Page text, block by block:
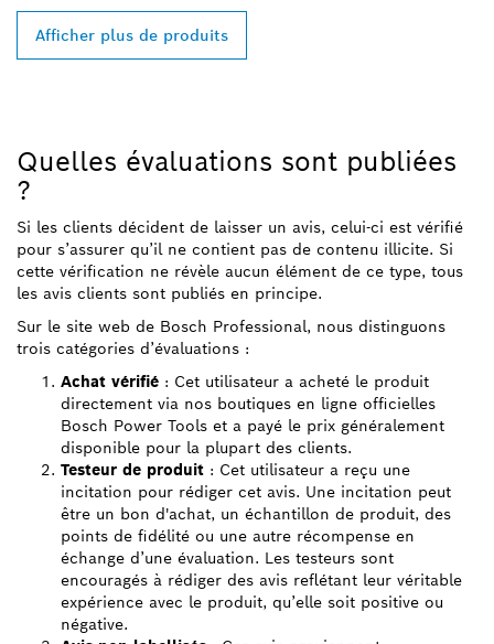
Afficher plus de produits
Quelles évaluations sont publiées
?
Si les clients décident de laisser un avis, celui-ci est vérifié
pour s’assurer qu’il ne contient pas de contenu illicite. Si
cette vérification ne révèle aucun élément de ce type, tous
les avis clients sont publiés en principe.
Sur le site web de Bosch Professional, nous distinguons
trois catégories d’évaluations :
Achat vérifié : Cet utilisateur a acheté le produit
directement via nos boutiques en ligne officielles
Bosch Power Tools et a payé le prix généralement
disponible pour la plupart des clients.
Testeur de produit : Cet utilisateur a reçu une
incitation pour rédiger cet avis. Une incitation peut
être un bon d'achat, un échantillon de produit, des
points de fidélité ou une autre récompense en
échange d’une évaluation. Les testeurs sont
encouragés à rédiger des avis reflétant leur véritable
expérience avec le produit, qu’elle soit positive ou
négative.